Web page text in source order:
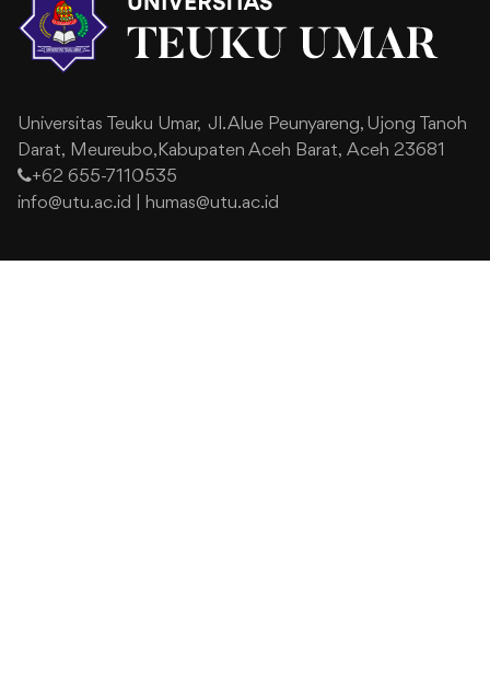
Universitas Teuku Umar, Jl. Alue Peunyareng, Ujong Tanoh
Darat, Meureubo,Kabupaten Aceh Barat, Aceh 23681
+62 655-7110535
info@utu.ac.id
humas@utu.ac.id